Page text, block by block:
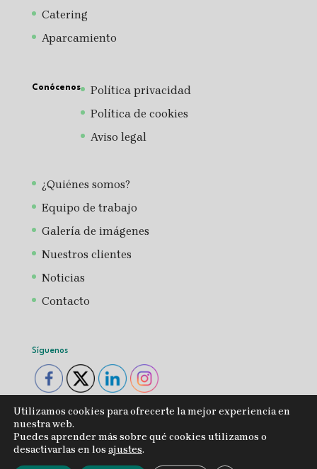
Catering
Aparcamiento
Conócenos
Política privacidad
Política de cookies
Aviso legal
¿Quiénes somos?
Equipo de trabajo
Galería de imágenes
Nuestros clientes
Noticias
Contacto
Síguenos
Utilizamos cookies para ofrecerte la mejor experiencia en
nuestra web.
Puedes aprender más sobre qué cookies utilizamos o
desactivarlas en los ajustes.